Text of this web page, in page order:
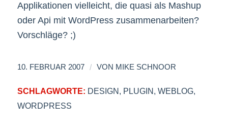
Applikationen vielleicht, die quasi als Mashup
oder Api mit WordPress zusammenarbeiten?
Vorschläge? ;)
10. FEBRUAR 2007 / VON MIKE SCHNOOR
SCHLAGWORTE: DESIGN PLUGIN WEBLOG,
WORDPRESS